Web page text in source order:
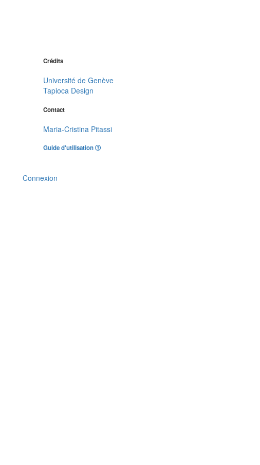
Crédits
Université de Genève
Tapioca Design
Contact
Maria-Cristina Pitassi
Guide d'utilisation
Connexion